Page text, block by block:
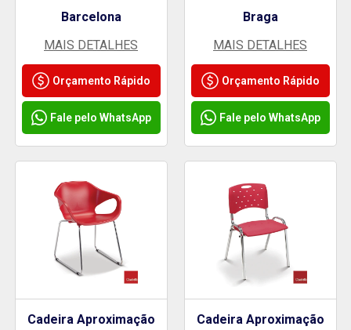
Barcelona
MAIS DETALHES
Orçamento Rápido
Fale pelo WhatsApp
Braga
MAIS DETALHES
Orçamento Rápido
Fale pelo WhatsApp
Cadeira Aproximação
Cadeira Aproximação